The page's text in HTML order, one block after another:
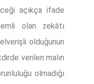
açıkça ifade
olan zekâtı
olduğunun
verilen malın
olmadığı